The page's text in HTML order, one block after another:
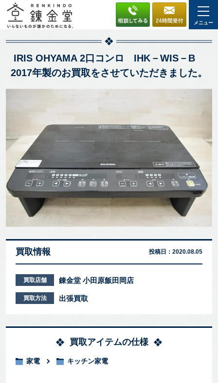
メニュー
IRIS OHYAMA 2口コンロ IHK－WIS－B
2017年製のお買取をさせていただきました。
買取情報 投稿日： 2020.08.05
買取店舗 錬金堂 小田原飯田岡店
買取方法 出張買取
買取アイテムの仕様
家電 キッチン家電